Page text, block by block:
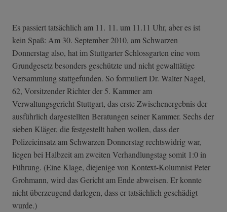
Es passiert tatsächlich am 11. 11. um 11.11 Uhr, aber es ist
kein Spaß: Am 30. September 2010, am Schwarzen
Donnerstag also, hat im Stuttgarter Schlossgarten eine vom
Grundgesetz besonders geschützte und nicht gewalttätige
Versammlung stattgefunden. So formuliert Dr. Walter Nagel,
62, Vorsitzender Richter der 5. Kammer am
Verwaltungsgericht Stuttgart, das erste Zwischenergebnis der
ausführlich dargestellten Beratungen seiner Kammer. Sechs der
sieben Kläger, die festgestellt haben wollen, dass der
Polizeieinsatz am Schwarzen Donnerstag rechtswidrig war,
liegen bei Halbzeit am zweiten Verhandlungstag somit 1:0 in
Führung. (Eine Klage, diejenige von Kontext-Kolumnist Peter
Grohmann, wird das Gericht am Ende abweisen. Er konnte
nicht überzeugend darlegen, dass er tatsächlich geschädigt
wurde.)